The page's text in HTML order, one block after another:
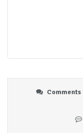
Comments